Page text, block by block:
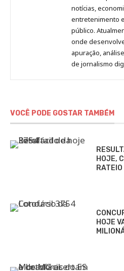
notícias,
entretenimento
público.
onde
apuração,
de jornalismo
VOCÊ PODE GOSTAR TAMBÉM
HOJE,
HOJE